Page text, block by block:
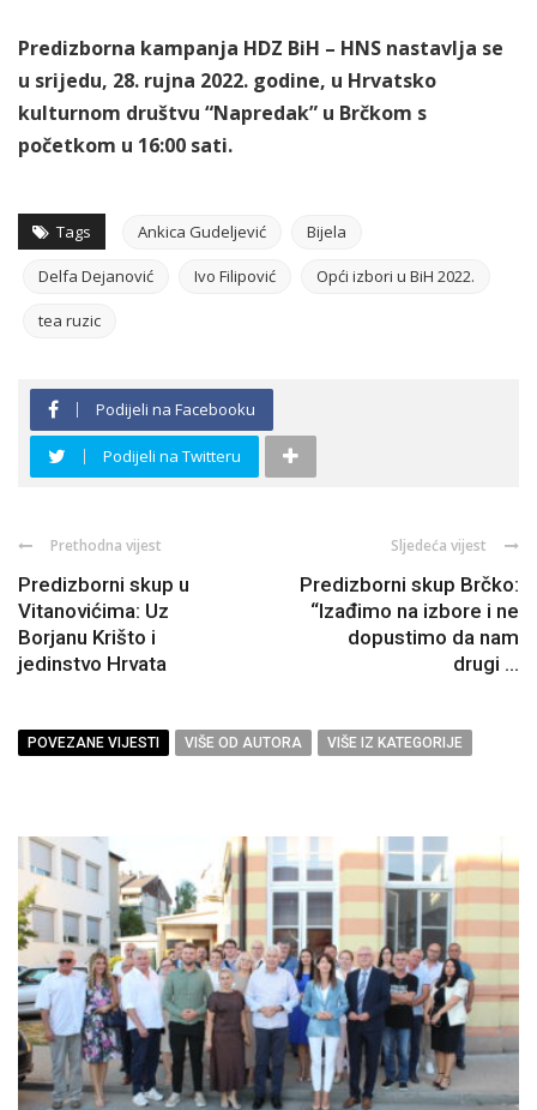
Predizborna kampanja HDZ BiH – HNS nastavlja se
u srijedu, 28. rujna 2022. godine, u Hrvatsko
kulturnom društvu “Napredak” u Brčkom s
početkom u 16:00 sati.
Tags Ankica Gudeljević Bijela
Delfa Dejanović Ivo Filipović Opći izbori u BiH 2022.
tea ruzic
Podijeli na Facebooku
Podijeli na Twitteru
Prethodna vijest
Predizborni skup u
Vitanovićima: Uz
Borjanu Krišto i
jedinstvo Hrvata
Sljedeća vijest
Predizborni skup Brčko:
“Izađimo na izbore i ne
dopustimo da nam
drugi ...
POVEZANE VIJESTI VIŠE OD AUTORA VIŠE IZ KATEGORIJE